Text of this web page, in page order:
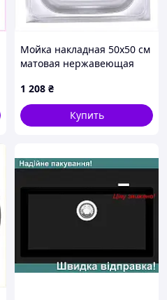
Мойка накладная 50х50 см
матовая нержавеющая
1 208 ₴
Купить